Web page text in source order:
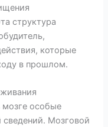
структура
которые
в прошлом.
особые
сведений. Мозговой